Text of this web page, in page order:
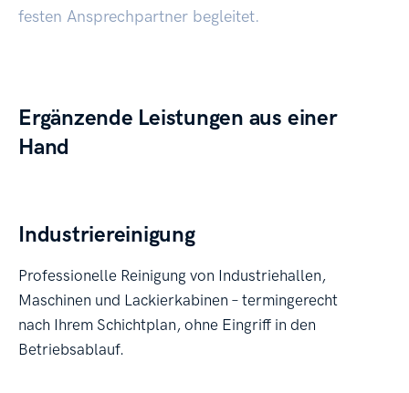
festen Ansprechpartner begleitet.
Ergänzende Leistungen aus einer
Hand
Industriereinigung
Professionelle Reinigung von Industriehallen,
Maschinen und Lackierkabinen – termingerecht
nach Ihrem Schichtplan, ohne Eingriff in den
Betriebsablauf.